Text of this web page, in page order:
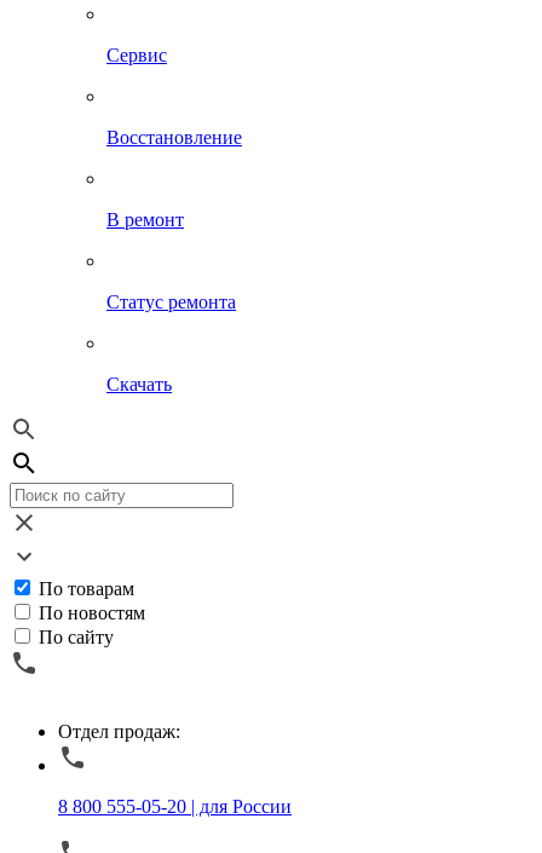
Сервис
Восстановление
В ремонт
Статус ремонта
Скачать
По товарам
По новостям
По сайту
Отдел продаж:
8 800 555-05-20 | для России